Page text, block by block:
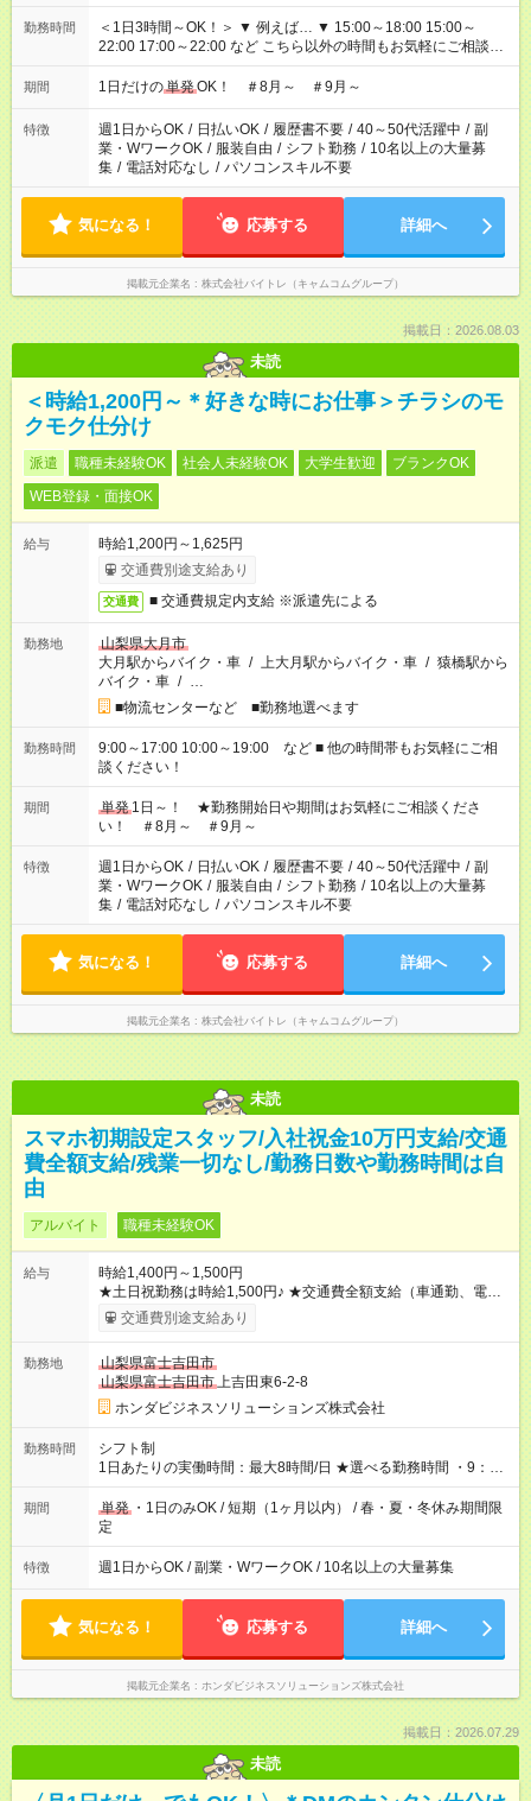
勤務時間
＜1日3時間～OK！＞ ▼ 例えば… ▼ 15:00～18:00 15:00～
22:00 17:00～22:00 など こちら以外の時間もお気軽にご相談く
ださい！
期間 1日だけの単発OK！ ＃8月～ ＃9月～
特徴 週1日からOK / 日払いOK / 履歴書不要 / 40～50代活躍中 / 副
業・WワークOK / 服装自由 / シフト勤務 / 10名以上の大量募
集 / 電話対応なし / パソコンスキル不要
気になる！ 応募する 詳細へ
掲載元企業名 株式会社バイトレ（キャムコムグループ）
掲載日：2026.08.03
未読
＜時給1,200円～＊好きな時にお仕事＞チラシのモ
クモク仕分け
派遣 職種未経験OK 社会人未経験OK 大学生歓迎
ブランクOK
WEB登録・面接OK
給与
時給1,200円～1,625円
交通費別途支給あり
交通費 ■ 交通費規定内支給 ※派遣先による
勤務地
山梨県大月市
大月駅からバイク・車 / 上大月駅からバイク・車 / 猿橋駅から
バイク・車 / …
■物流センターなど ■勤務地選べます
勤務時間
9:00～17:00 10:00～19:00 など ■ 他の時間帯もお気軽にご相
談ください！
期間 単発 1日～！ ★勤務開始日や期間はお気軽にご相談くださ
い！ ＃8月～ ＃9月～
特徴 週1日からOK / 日払いOK / 履歴書不要 / 40～50代活躍中 / 副
業・WワークOK / 服装自由 / シフト勤務 / 10名以上の大量募
集 / 電話対応なし / パソコンスキル不要
気になる！ 応募する 詳細へ
掲載元企業名 株式会社バイトレ（キャムコムグループ）
未読
スマホ初期設定スタッフ/入社祝金10万円支給/交通
費全額支給/残業一切なし/勤務日数や勤務時間は自
由
アルバイト 職種未経験OK
給与
時給1,400円～1,500円
★土日祝勤務は時給1,500円♪ ★交通費全額支給（車通勤、電車
通勤、バス通勤でもOK） 【試用期間】試用期間あり 試用期間の
長さ：3ヶ月 雇用形態、給与は本採用時と同じです。
交通費別途支給あり
勤務地
山梨県富士吉田市
山梨県富士吉田市上吉田東6-2-8
ホンダビジネスソリューションズ株式会社
勤務時間
シフト制
1日あたりの実働時間：最大8時間/日 ★選べる勤務時間 ・9：30
～18：00の間でお好きな時間で勤務 例・平日の9時30分から14
時00分 土日のみ11時00分から17時00分etc その他、いろ
いろな勤務時間で活躍している方が多数います♪ お気軽に相談下
さい 「学校が休みの期間だけ勤務したい」「扶養内で勤務した
い」 など融通が利く職場です♪
期間 単発 ・1日のみOK / 短期（1ヶ月以内） / 春・夏・冬休み期間限
定
特徴 週1日からOK / 副業・WワークOK / 10名以上の大量募集
気になる！ 応募する 詳細へ
掲載元企業名 ホンダビジネスソリューションズ株式会社
掲載日：2026.07.29
未読